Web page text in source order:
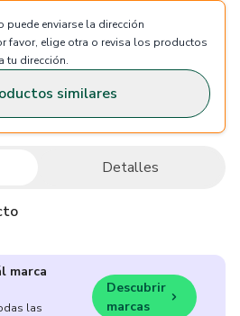
puede enviarse la dirección
favor, elige otra o revisa los productos
tu dirección.
similares
Detalles
marca
las
Descubrir
marcas